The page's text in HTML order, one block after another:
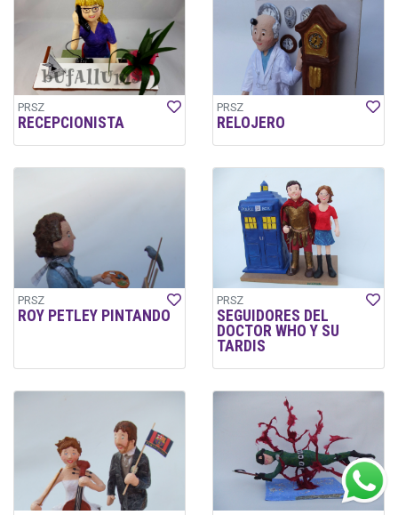
PRSZ
RECEPCIONISTA
PRSZ
RELOJERO
PRSZ
ROY PETLEY PINTANDO
PRSZ
SEGUIDORES DEL
DOCTOR WHO Y SU
TARDIS